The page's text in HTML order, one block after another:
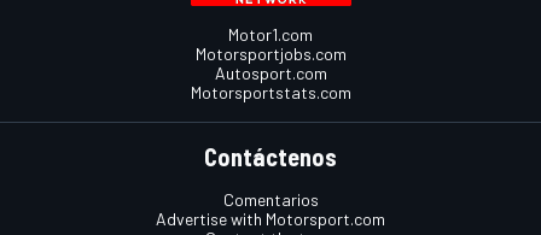
Motor1.com
Motorsportjobs.com
Autosport.com
Motorsportstats.com
Contáctenos
Comentarios
Advertise with Motorsport.com